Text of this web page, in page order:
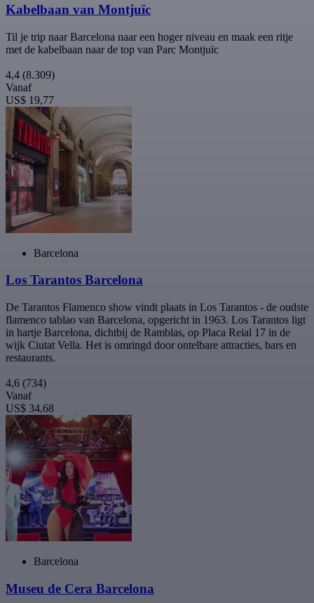
Kabelbaan van Montjuïc
Til je trip naar Barcelona naar een hoger niveau en maak een ritje
met de kabelbaan naar de top van Parc Montjuïc
4,4 (8.309)
Vanaf
US$ 19,77
Barcelona
Los Tarantos Barcelona
De Tarantos Flamenco show vindt plaats in Los Tarantos - de oudste
flamenco tablao van Barcelona, opgericht in 1963. Los Tarantos ligt
in hartje Barcelona, dichtbij de Ramblas, op Placa Reial 17 in de
wijk Ciutat Vella. Het is omringd door ontelbare attracties, bars en
restaurants.
4,6 (734)
Vanaf
US$ 34,68
Barcelona
Museu de Cera Barcelona